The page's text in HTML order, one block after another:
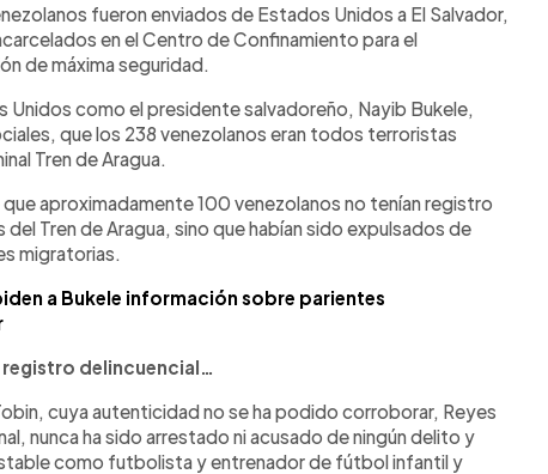
fueron enviados de Estados Unidos a El Salvador,
en el Centro de Confinamiento para el
de máxima seguridad.
como el presidente salvadoreño, Nayib Bukele,
que los 238 venezolanos eran todos terroristas
Tren de Aragua.
aproximadamente 100 venezolanos no tenían registro
del Tren de Aragua, sino que habían sido expulsados de
migratorias.
a Bukele información sobre parientes
delincuencial…
cuya autenticidad no se ha podido corroborar, Reyes
nunca ha sido arrestado ni acusado de ningún delito y
como futbolista y entrenador de fútbol infantil y